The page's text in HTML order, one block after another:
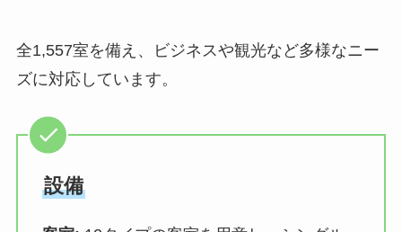
全1,557室を備え、ビジネスや観光など多様なニー
ズに対応しています。
設備